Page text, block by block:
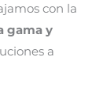
con la
gama y
a